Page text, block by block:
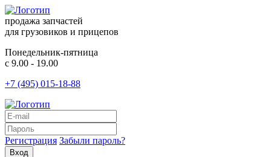
продажа запчастей
для грузовиков и прицепов
Понедельник-пятница
с 9.00 - 19.00
+7 (495) 015-18-88
Регистрация Забыли пароль?